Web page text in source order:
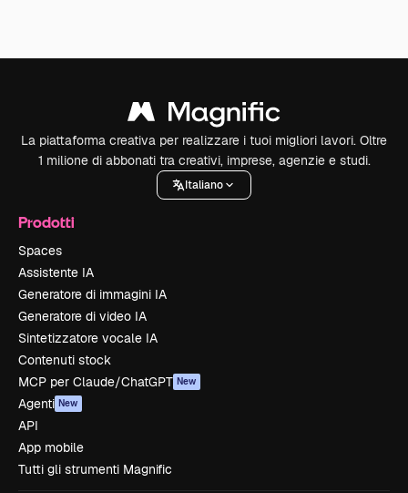
La piattaforma creativa per realizzare i tuoi migliori lavori. Oltre
1 milione di abbonati tra creativi, imprese, agenzie e studi.
Italiano
Prodotti
Spaces
Assistente IA
Generatore di immagini IA
Generatore di video IA
Sintetizzatore vocale IA
Contenuti stock
MCP per Claude/ChatGPT New
Agenti New
API
App mobile
Tutti gli strumenti Magnific